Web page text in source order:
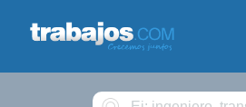
Buscar